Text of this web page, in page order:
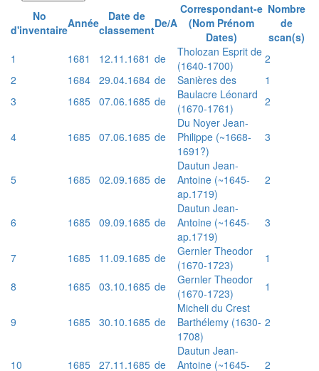
No
d'inventaireAnnée
Date de
classementDe/A
Correspondant-e
(Nom Prénom
Dates)
Nombre
de
scan(s)
1
1681 12.11.1681 de
Tholozan Esprit de
(1640-1700)
2
2
1684 29.04.1684 de Sanières des
1
3
1685 07.06.1685 de
Baulacre Léonard
(1670-1761)
2
4 1685 07.06.1685 de
Du Noyer Jean-
Philippe (~1668-
1691?)
3
5 1685 02.09.1685 de
Dautun Jean-
Antoine (~1645-
ap.1719)
2
6 1685 09.09.1685 de
Dautun Jean-
Antoine (~1645-
ap.1719)
3
7 1685 11.09.1685 de
Gernler Theodor
(1670-1723)
1
8
1685 03.10.1685 de
Gernler Theodor
(1670-1723)
1
9 1685 30.10.1685 de
Micheli du Crest
Barthélemy (1630-
1708)
2
10 1685 27.11.1685 de
Dautun Jean-
Antoine (~1645-
2